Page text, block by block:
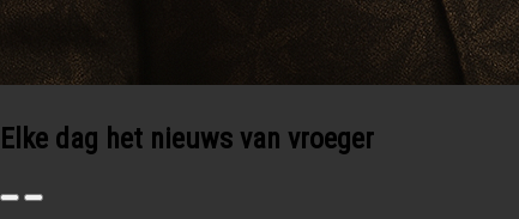
Elke dag het nieuws van vroeger